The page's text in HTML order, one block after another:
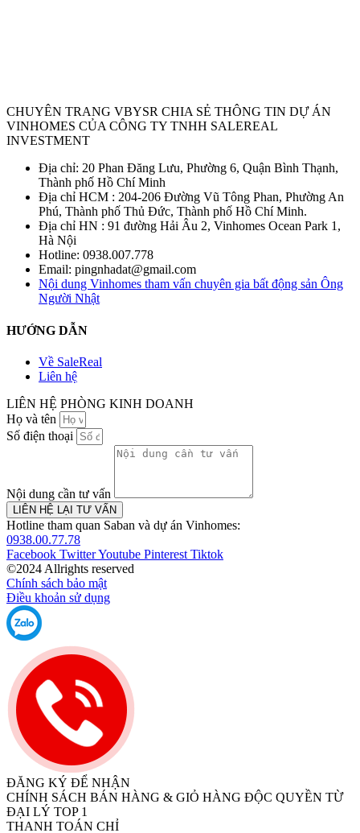
CHUYÊN TRANG VBYSR CHIA SẺ THÔNG TIN DỰ ÁN
VINHOMES CỦA CÔNG TY TNHH SALEREAL
INVESTMENT
Địa chỉ: 20 Phan Đăng Lưu, Phường 6, Quận Bình Thạnh,
Thành phố Hồ Chí Minh
Địa chỉ HCM : 204-206 Đường Vũ Tông Phan, Phường An
Phú, Thành phố Thủ Đức, Thành phố Hồ Chí Minh.
Địa chỉ HN : 91 đường Hải Âu 2, Vinhomes Ocean Park 1,
Hà Nội
Hotline: 0938.007.778
Email: pingnhadat@gmail.com
Nội dung Vinhomes tham vấn chuyên gia bất động sản Ông
Người Nhật
HƯỚNG DẪN
Về SaleReal
Liên hệ
LIÊN HỆ PHÒNG KINH DOANH
Họ và tên
Số điện thoại
Nội dung cần tư vấn
LIÊN HỆ LẠI TƯ VẤN
Hotline tham quan Saban và dự án Vinhomes:
0938.00.77.78
Facebook TwitterYoutube Pinterest Tiktok
©2024 Allrights reserved
Chính sách bảo mật
Điều khoản sử dụng
ĐĂNG KÝ ĐỂ NHẬN
CHÍNH SÁCH BÁN HÀNG & GIỎ HÀNG ĐỘC QUYỀN TỪ
ĐẠI LÝ TOP 1
THANH TOÁN CHỈ